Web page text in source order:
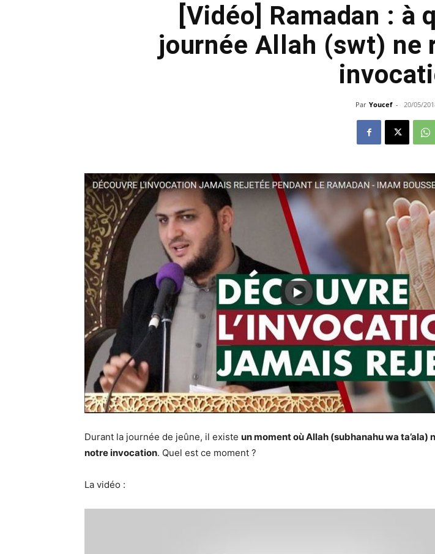
[Vidéo] Ramadan : à
journée Allah (swt) ne
Par Youcef - 20/05/
Durant la journée de jeûne, il existe un moment où Allah (subhanahu wa ta’ala)
notre invocation. Quel est ce moment ?
La vidéo :